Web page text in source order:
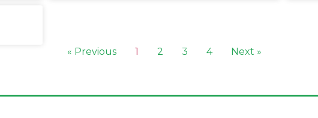
« Previous 1 2 3 4 Next »